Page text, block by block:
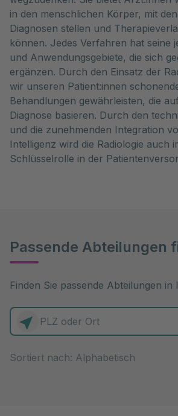
in den menschlichen Körper, mit
Diagnosen stellen und
können. Jedes Verfahren hat seine
und Anwendungsgebiete, die sich
ergänzen. Durch den Einsatz der
wir unseren Patient:innen
Behandlungen gewährleisten, die
Diagnose basieren. Durch den
und die zunehmenden Integration
Intelligenz wird die Radiologie auch
Schlüsselrolle in der
Passende Abteilungen
Finden Sie passende Abteilungen in